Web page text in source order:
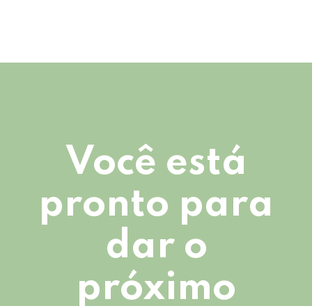
Você está
pronto para
dar o
próximo